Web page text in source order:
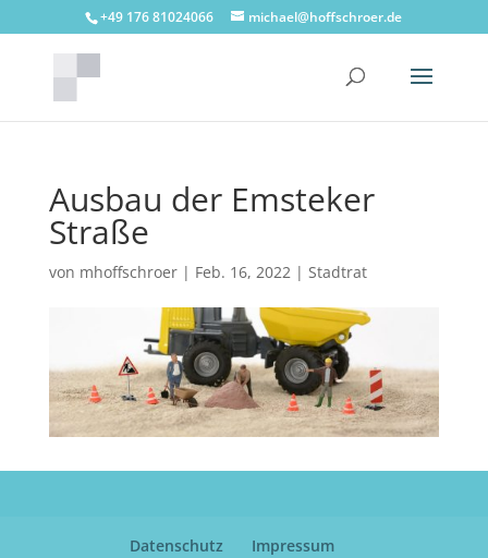
+49 176 81024066 michael@hoffschroer.de
Ausbau der Emsteker
Straße
von mhoffschroer| Feb. 16, 2022| Stadtrat
Datenschutz Impressum